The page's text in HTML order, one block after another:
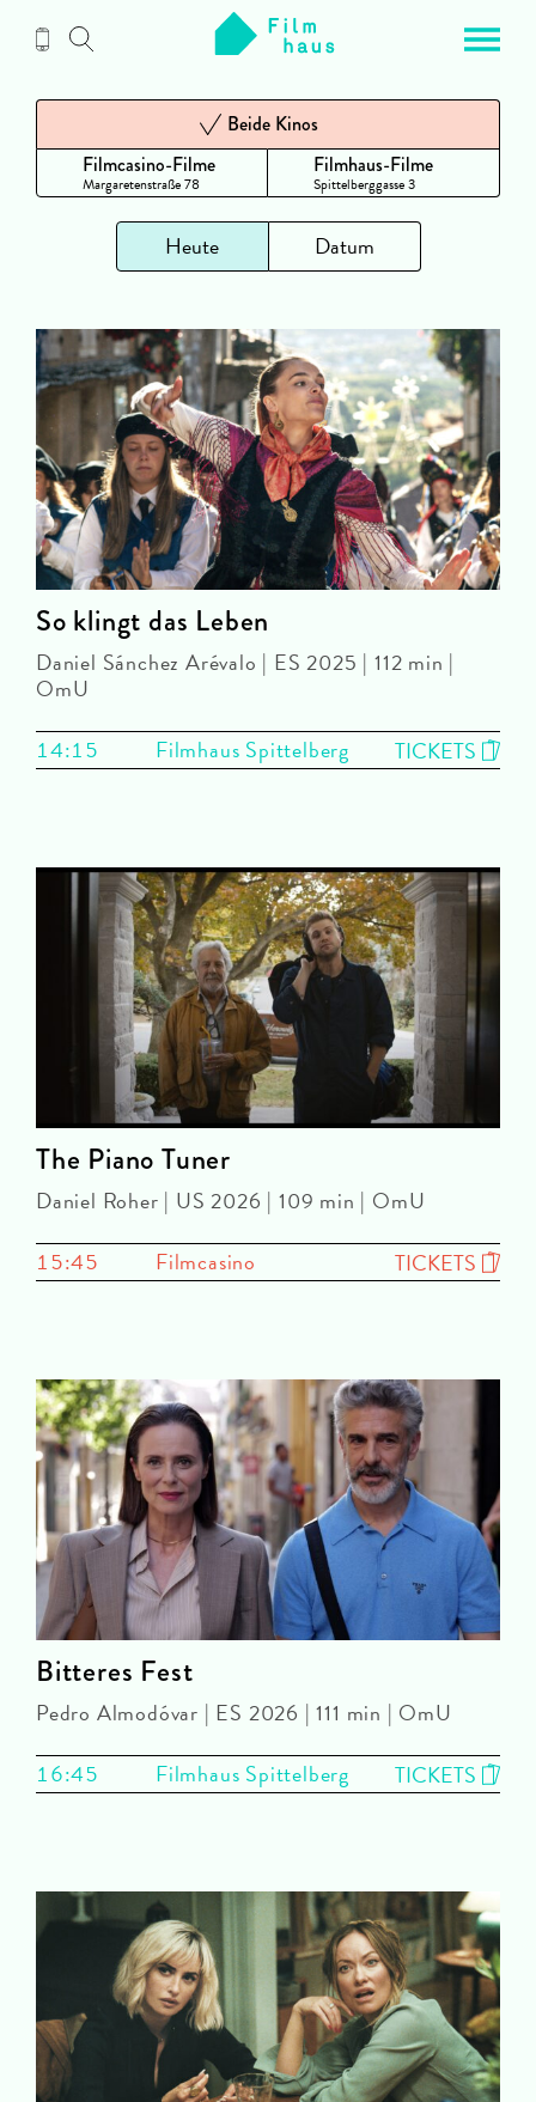
Inhalt
Filmcasino-Filme
Margaretenstraße 78
Beide Kinos
Filmhaus-Filme
Spittelberggasse 3
Heute Datum
So klingt das Leben
Daniel Sánchez Arévalo | ES 2025 | 112 min |
OmU
14:15
Filmhaus Spittelberg TICKETS
The Piano Tuner
Daniel Roher | US 2026 | 109 min | OmU
15:45
Filmcasino TICKETS
Bitteres Fest
Pedro Almodóvar | ES 2026 | 111 min | OmU
16:45
Filmhaus Spittelberg TICKETS